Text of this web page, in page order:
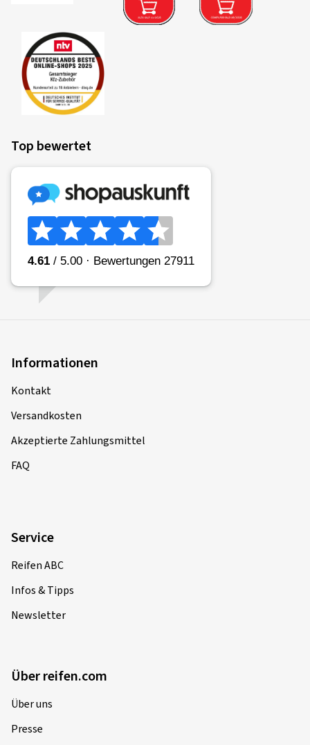
Top bewertet
Informationen
Kontakt
Versandkosten
Akzeptierte Zahlungsmittel
FAQ
Service
Reifen ABC
Infos & Tipps
Newsletter
Über reifen.com
Über uns
Presse